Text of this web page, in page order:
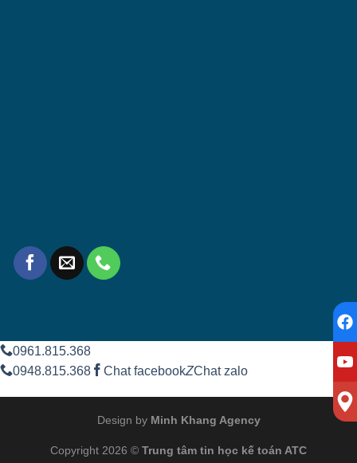
0961.815.368
0948.815.368
Chat facebookZChat zalo
Design by Minh Khang Agency
Copyright 2026 © Trung tâm tin học kế toán ATC